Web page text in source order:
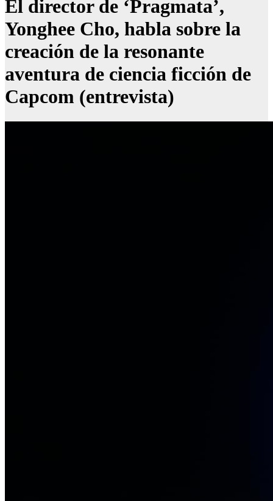
El director de ‘Pragmata’,
Yonghee Cho, habla sobre la
creación de la resonante
aventura de ciencia ficción de
Capcom (entrevista)